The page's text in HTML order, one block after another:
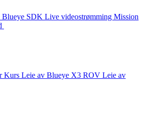
Blueye SDK Live videostrømming Mission
Kurs Leie av Blueye X3 ROV Leie av